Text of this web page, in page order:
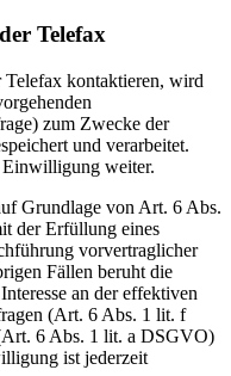
Telefax
kontaktieren, wird
zum Zwecke der
und verarbeitet.
weiter.
Grundlage von Art. 6 Abs.
der Erfüllung eines
vorvertraglicher
Fällen beruht die
an der effektiven
(Art. 6 Abs. 1 lit. f
6 Abs. 1 lit. a DSGVO)
ist jederzeit